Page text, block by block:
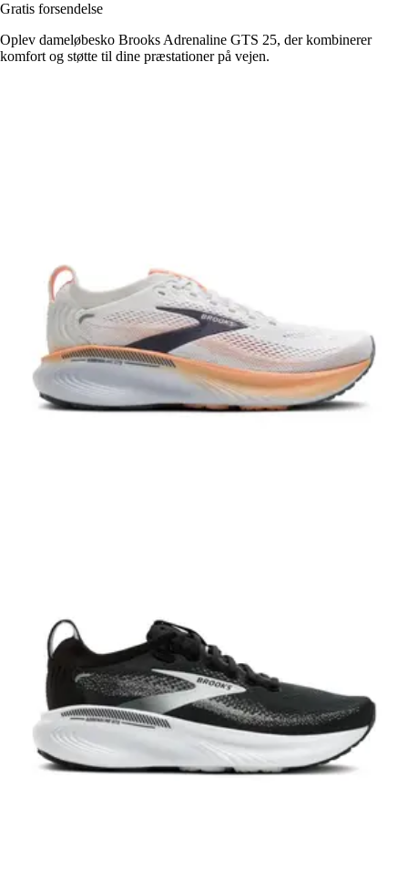
Gratis forsendelse
Oplev dameløbesko Brooks Adrenaline GTS 25, der kombinerer
komfort og støtte til dine præstationer på vejen.